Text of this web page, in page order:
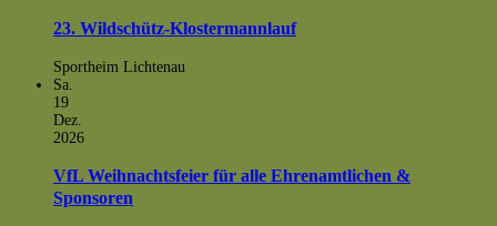
23. Wildschütz-Klostermannlauf
Sportheim Lichtenau
Sa.
19
Dez.
2026
VfL Weihnachtsfeier für alle Ehrenamtlichen &
Sponsoren